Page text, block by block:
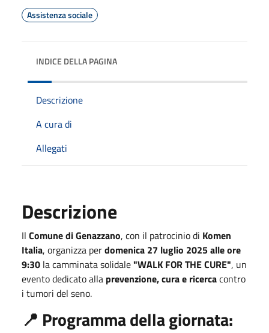
Assistenza sociale
INDICE DELLA PAGINA
Descrizione
A cura di
Allegati
Descrizione
Il Comune di Genazzano, con il patrocinio di Komen
Italia, organizza perdomenica 27 luglio 2025 alle ore
9:30 la camminata solidale"WALK FOR THE CURE", un
evento dedicato alla prevenzione, cura e ricercacontro
i tumori del seno.
📍 Programma della giornata: